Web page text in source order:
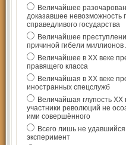
Величайшее
доказавшее невозможность
справедливого государства
Величайшее
причиной гибели
Величайшее в ХХ веке
правящего класса
Величайшая в ХХ веке
иностранных спецслужб
Величайшая глупость ХХ
участники революций не
ими совершённого
Всего лишь не
эксперимент